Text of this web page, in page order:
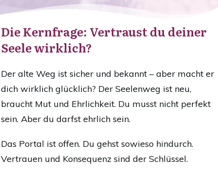
Die Kernfrage: Vertraust du deiner
Seele wirklich?
Der alte Weg ist sicher und bekannt – aber macht er
dich wirklich glücklich? Der Seelenweg ist neu,
braucht Mut und Ehrlichkeit. Du musst nicht perfekt
sein. Aber du darfst ehrlich sein.
Das Portal ist offen. Du gehst sowieso hindurch.
Vertrauen und Konsequenz sind der Schlüssel.